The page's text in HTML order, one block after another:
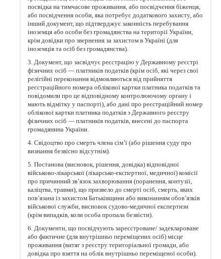
посвідка на тимчасове проживання, або посвідчення біженця,
або посвідчення особи, яка потребує додаткового захисту, або
інший документ, що підтверджує законність перебування
іноземця або особи без громадянства на території України,
крім довідки про звернення за захистом в Україні (для
іноземців та осіб без громадянства).
3. Документ, що засвідчує реєстрацію у Державному реєстрі
фізичних осіб — платників податків (крім осіб, які через свої
релігійні переконання відмовляються від прийняття
реєстраційного номера облікової картки платника податків та
повідомили про це відповідному контролюючому органу і
мають відмітку у паспорті), або дані про реєстраційний номер
облікової картки платника податків з Державного реєстру
фізичних осіб — платників податків, внесені до паспорта
громадянина України.
4. Свідоцтво про смерть члена сім’ї (або рішення суду про
визнання безвісно відсутнім).
5. Постанова (висновок, рішення, довідка) відповідної
військово-лікарської (лікарсько-експертної, медичної) комісії
про причинний зв’язок захворювання (поранення, контузії,
каліцтва, травми), що призвело до смерті осіб, смерть, яких
пов’язана із захистом Батьківщини або виконанням обов’язків
військової служби, висновок судово-медичної експертизи
(крім випадків, коли особа пропала безвісти).
6. Документи, що посвідчують зареєстроване/ задеклароване
або фактичне (для внутрішньо переміщених осіб) місце
проживання (витяг з реєстру територіальної громади, або
довідка про взяття на облік внутрішньо переміщеної особи).